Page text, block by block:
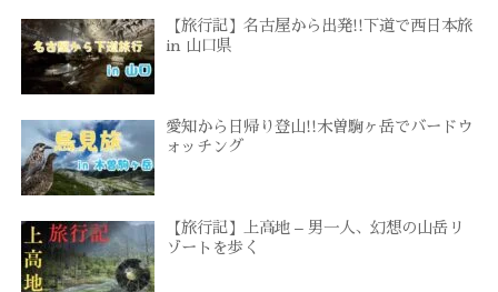
【旅行記】名古屋から出発!!下道で西日本旅
in 山口県
愛知から日帰り登山!!木曽駒ヶ岳でバードウ
ォッチング
【旅行記】上高地 – 男一人、幻想の山岳リ
ゾートを歩く